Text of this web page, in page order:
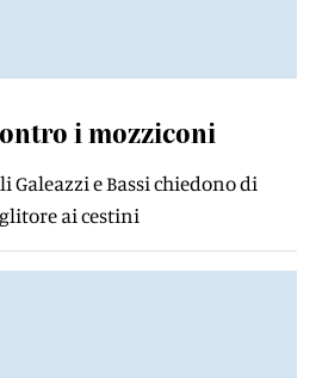
i mozziconi
e Bassi chiedono di
ai cestini